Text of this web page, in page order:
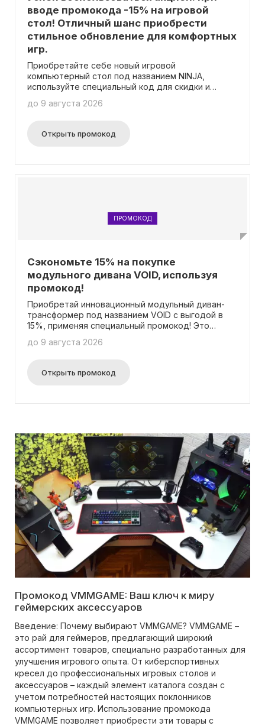
вводе промокода -15% на игровой
стол! Отличный шанс приобрести
стильное обновление для комфортных
игр.
Приобретайте себе новый игровой
компьютерный стол под названием NINJA,
используйте специальный код для скидки и
до 9 августа 2026
Открыть промокод
ПРОМОКОД
Сэкономьте 15% на покупке
модульного дивана VOID, используя
промокод!
Приобретай инновационный модульный диван-
трансформер под названием VOID с выгодой в
15%, применяя специальный промокод! Это
ассортимент, за исключением уже сниженных
до 9 августа 2026
Открыть промокод
Промокод VMMGAME: Ваш ключ к миру
геймерских аксессуаров
Введение: Почему выбирают VMMGAME? VMMGAME –
это рай для геймеров, предлагающий широкий
ассортимент товаров, специально разработанных для
улучшения игрового опыта. От киберспортивных
кресел до профессиональных игровых столов и
аксессуаров – каждый элемент каталога создан с
учетом потребностей настоящих поклонников
компьютерных игр. Использование промокода
VMMGAME позволяет приобрести эти товары с